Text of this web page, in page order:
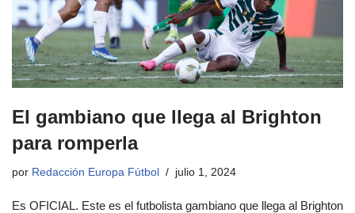
El gambiano que llega al Brighton
para romperla
por Redacción Europa Fútbol julio 1, 2024
Es OFICIAL. Este es el futbolista gambiano que llega al Brighton